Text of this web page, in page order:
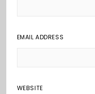
EMAIL ADDRESS
WEBSITE